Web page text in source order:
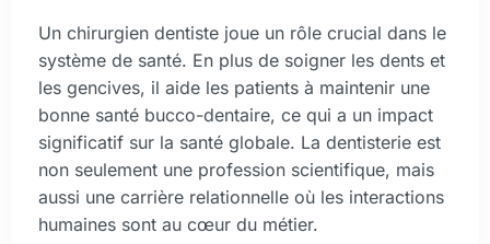
Un chirurgien dentiste joue un rôle crucial dans le
système de santé. En plus de soigner les dents et
les gencives, il aide les patients à maintenir une
bonne santé bucco-dentaire, ce qui a un impact
significatif sur la santé globale. La dentisterie est
non seulement une profession scientifique, mais
aussi une carrière relationnelle où les interactions
humaines sont au cœur du métier.